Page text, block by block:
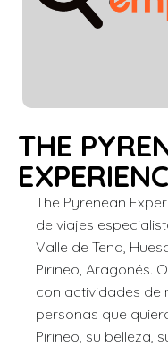
THE
The Pyrenean
de viajes
Valle de Tena,
Pirineo, Aragonés.
con actividades de
personas que
Pirineo, su belleza,